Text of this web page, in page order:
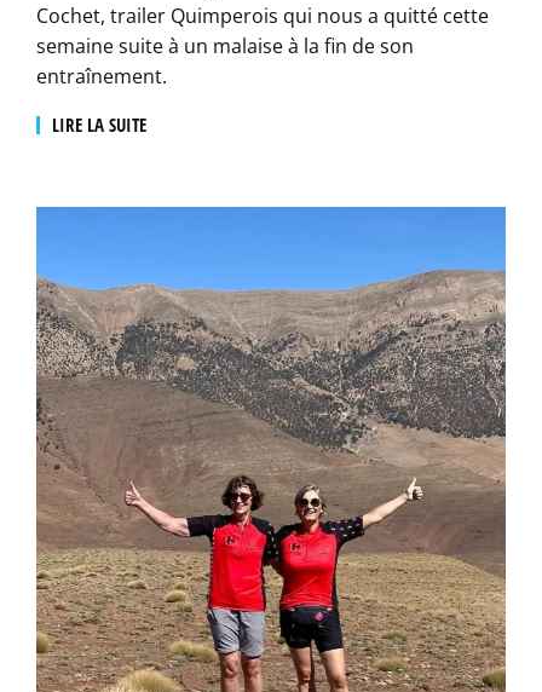
Cochet, trailer Quimperois qui nous a quitté cette
semaine suite à un malaise à la fin de son
entraînement.
LIRE LA SUITE